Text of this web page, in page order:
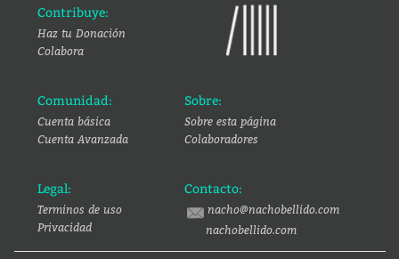
Contribuye:
Haz tu Donación
Colabora
Comunidad:
Cuenta básica
Cuenta Avanzada
Sobre:
Sobre esta página
Colaboradores
Legal:
Terminos de uso
Privacidad
Contacto:
nacho@nachobellido.com
nachobellido.com